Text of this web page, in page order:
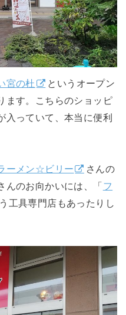
宮の杜
というオープン
ます。こちらのショッピ
入っていて、本当に便利
ーメン☆ビリー
さんの
んのお向かいには、「フ
工具専門店もあったりし